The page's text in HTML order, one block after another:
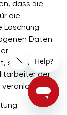
dass die
die
Löschung
Daten
soweit die
der
veranlassen.